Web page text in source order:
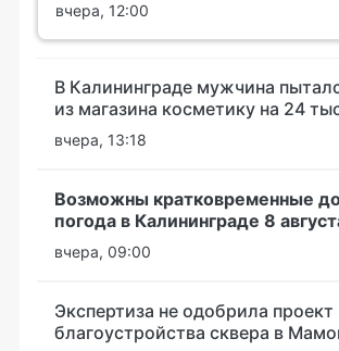
вчера, 12:00
В Калининграде мужчина
из магазина косметику на 24
вчера, 13:18
Возможны кратковременные
погода в Калининграде 8
вчера, 09:00
Экспертиза не одобрила проект
благоустройства сквера в